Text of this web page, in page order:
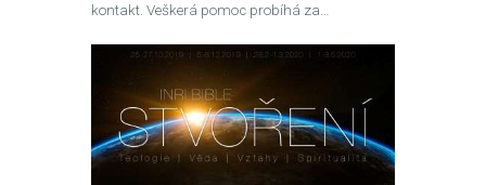
kontakt. Veškerá pomoc probíhá za…